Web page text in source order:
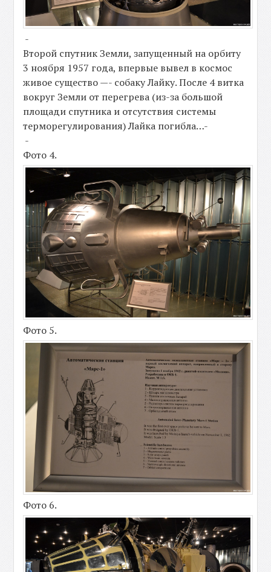
-
Второй спутник Земли, запущенный на орбиту
3 ноября 1957 года, впервые вывел в космос
живое существо —- собаку Лайку. После 4 витка
вокруг Земли от перегрева (из-за большой
площади спутника и отсутствия системы
терморегулирования) Лайка погибла…-
-
Фото 4.
Фото 5.
Фото 6.